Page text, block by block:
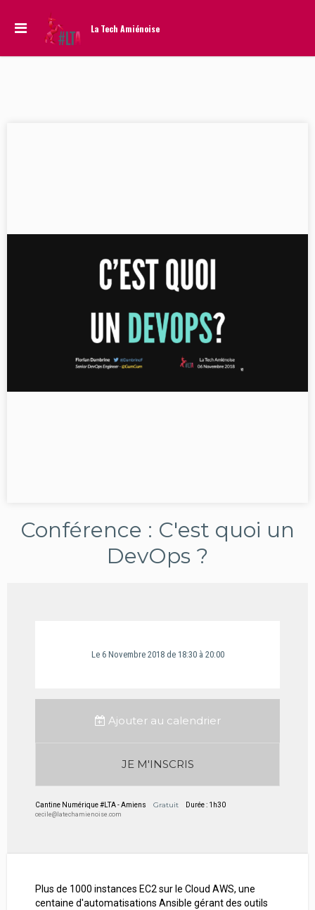
La Tech Amiénoise
Conférence : C'est quoi un
DevOps ?
Le 6 Novembre 2018 de 18:30 à 20:00
Ajouter au calendrier
JE M'INSCRIS
Cantine Numérique #LTA - Amiens Gratuit Durée : 1h30
cecile@latechamienoise.com
Plus de 1000 instances EC2 sur le Cloud AWS, une
centaine d'automatisations Ansible gérant des outils